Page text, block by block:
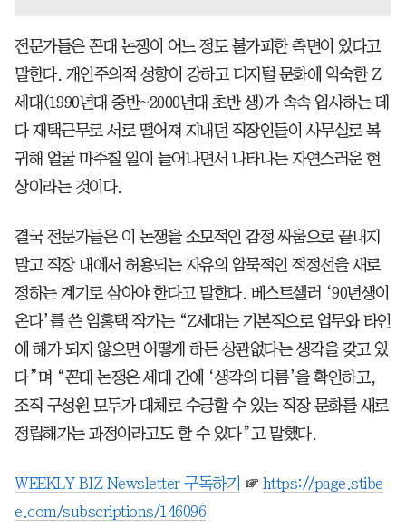
전문가들은 꼰대 논쟁이 어느 정도 불가피한 측면이 있다고
말한다. 개인주의적 성향이 강하고 디지털 문화에 익숙한 Z
세대(1990년대 중반~2000년대 초반 생)가 속속 입사하는 데
다 재택근무로 서로 떨어져 지내던 직장인들이 사무실로 복
귀해 얼굴 마주칠 일이 늘어나면서 나타나는 자연스러운 현
상이라는 것이다.
결국 전문가들은 이 논쟁을 소모적인 감정 싸움으로 끝내지
말고 직장 내에서 허용되는 자유의 암묵적인 적정선을 새로
정하는 계기로 삼아야 한다고 말한다. 베스트셀러 ‘90년생이
온다’를 쓴 임홍택 작가는 “Z세대는 기본적으로 업무와 타인
에 해가 되지 않으면 어떻게 하든 상관없다는 생각을 갖고 있
다”며 “꼰대 논쟁은 세대 간에 ‘생각의 다름’을 확인하고,
조직 구성원 모두가 대체로 수긍할 수 있는 직장 문화를 새로
정립해가는 과정이라고도 할 수 있다”고 말했다.
WEEKLY BIZ Newsletter 구독하기 ☞ https://page.stibe
e.com/subscriptions/146096